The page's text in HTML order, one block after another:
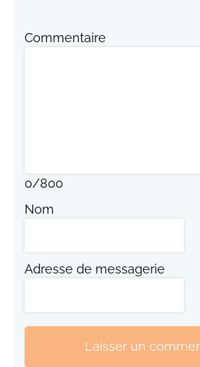
Commentaire
0/800
Nom
Adresse de messagerie
Laisser un